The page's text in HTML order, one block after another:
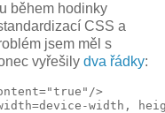
během hodinky
CSS a
jsem měl s
vyřešily dva řádky:
>
width,